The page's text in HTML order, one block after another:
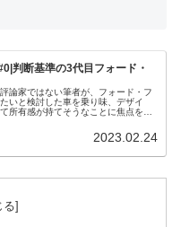
判断基準の3代目フォード・
論家ではない筆者が、フォード・フ
いと検討した車を乗り味、デザイ
所有感が持てそうなことに焦点を当
2023.02.24